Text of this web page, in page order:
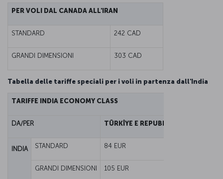
PER VOLI DAL CANADA ALL'IRAN
STANDARD 242 CAD
GRANDI DIMENSIONI 303 CAD
Tabella delle tariffe speciali per i voli in partenza dall'India
TARIFFE INDIA ECONOMY CLASS
DA/PER TÜRKİYE E REPUBBLICA TURCA DI
INDIA STANDARD 84 EUR
GRANDI DIMENSIONI 105 EUR